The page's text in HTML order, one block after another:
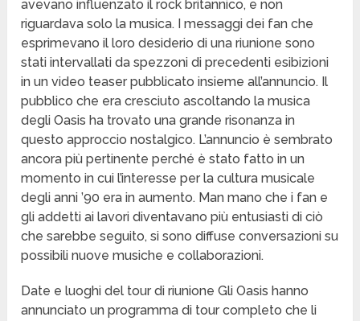
avevano influenzato il rock britannico, e non
riguardava solo la musica. I messaggi dei fan che
esprimevano il loro desiderio di una riunione sono
stati intervallati da spezzoni di precedenti esibizioni
in un video teaser pubblicato insieme all’annuncio. Il
pubblico che era cresciuto ascoltando la musica
degli Oasis ha trovato una grande risonanza in
questo approccio nostalgico. L’annuncio è sembrato
ancora più pertinente perché è stato fatto in un
momento in cui l’interesse per la cultura musicale
degli anni ’90 era in aumento. Man mano che i fan e
gli addetti ai lavori diventavano più entusiasti di ciò
che sarebbe seguito, si sono diffuse conversazioni su
possibili nuove musiche e collaborazioni.
Date e luoghi del tour di riunione Gli Oasis hanno
annunciato un programma di tour completo che li